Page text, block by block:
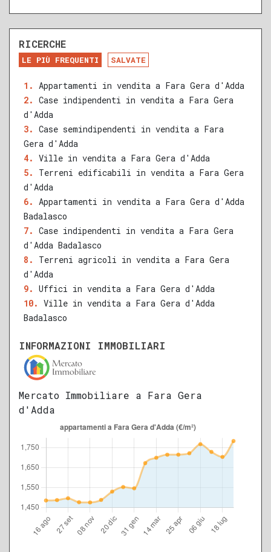
DA RISTRUTTURARE
NUOVA COSTRUZIONE
RECENTE
RISTRUTTURATO
QUALSIASI SUPERFICIE
B C D E F
RICERCHE
LE PIÙ FREQUENTI SALVATE
Appartamenti in vendita a Fara Gera d'Adda
Case indipendenti in vendita a Fara Gera
d'Adda
Case semindipendenti in vendita a Fara
Gera d'Adda
Ville in vendita a Fara Gera d'Adda
Terreni edificabili in vendita a Fara Gera
d'Adda
Appartamenti in vendita a Fara Gera d'Adda
Badalasco
Case indipendenti in vendita a Fara Gera
d'Adda Badalasco
Terreni agricoli in vendita a Fara Gera
d'Adda
Uffici in vendita a Fara Gera d'Adda
Ville in vendita a Fara Gera d'Adda
Badalasco
INFORMAZIONI IMMOBILIARI
Mercato Immobiliare a Fara Gera
d'Adda